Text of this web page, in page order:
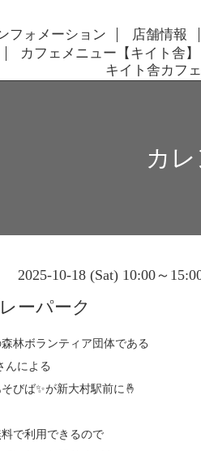
フォメーション 店舗情報
カフェメニュー【キイト舎】
キイト舎カフ
カ
2025-10-18 (Sat) 10:00～
ーパーク
林ボランティア団体である
んによる
びば✨が新大村駅前に🤞
で利用できるので